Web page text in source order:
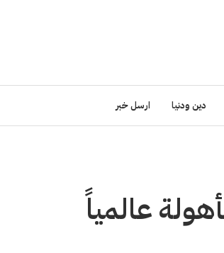
دين ودنيا ارسل خبر
عالمياً